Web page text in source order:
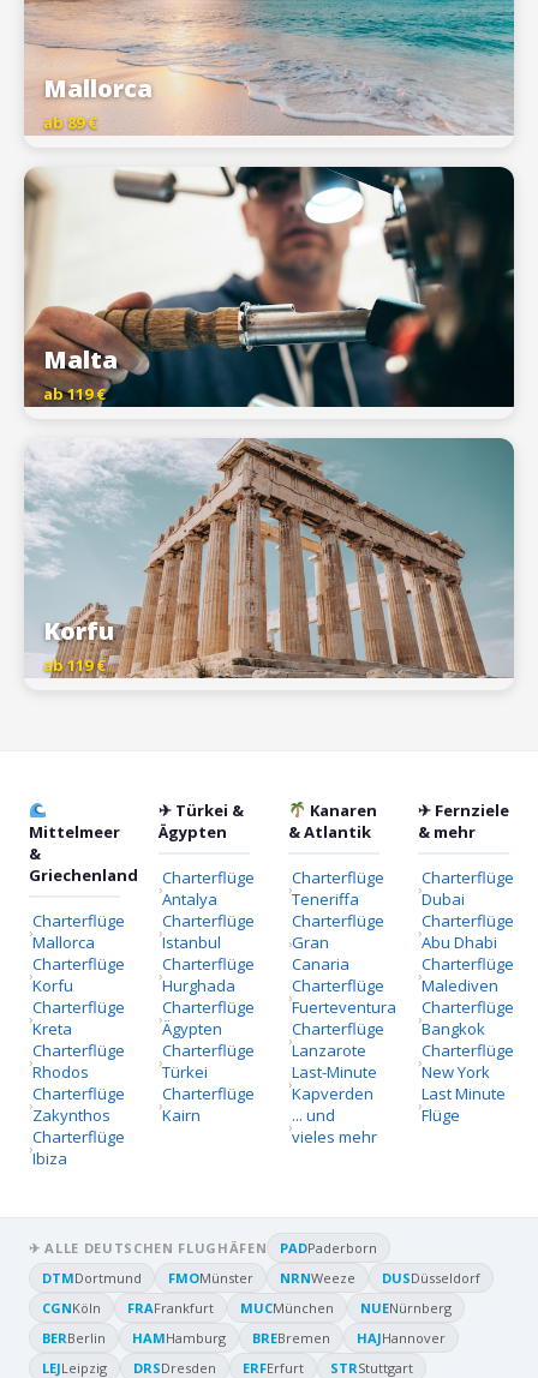
Mallorca
ab 89 €
Malta
ab 119 €
Korfu
ab 119 €
Mittelmeer
&
Griechenland
Charterflüge
Mallorca
Charterflüge
Korfu
Charterflüge
Kreta
Charterflüge
Rhodos
Charterflüge
Zakynthos
Charterflüge
Ibiza
✈ Türkei &
Ägypten
Charterflüge
Antalya
Charterflüge
Istanbul
Charterflüge
Hurghada
Charterflüge
Ägypten
Charterflüge
Türkei
Charterflüge
Kairn
Kanaren
& Atlantik
Charterflüge
Teneriffa
Charterflüge
Gran
Canaria
Charterflüge
Fuerteventura
Charterflüge
Lanzarote
Last-Minute
Kapverden
... und
vieles mehr
✈ Fernziele
& mehr
Charterflüge
Dubai
Charterflüge
Abu Dhabi
Charterflüge
Malediven
Charterflüge
Bangkok
Charterflüge
New York
Last Minute
Flüge
✈ ALLE DEUTSCHEN FLUGHÄFEN PADPaderborn
DTMDortmund FMOMünster NRNWeeze DUSDüsseldorf
CGNKöln FRAFrankfurt MUCMünchen NUENürnberg
BERBerlin HAMHamburg BREBremen HAJHannover
LEJLeipzig DRSDresden ERFErfurt STRStuttgart